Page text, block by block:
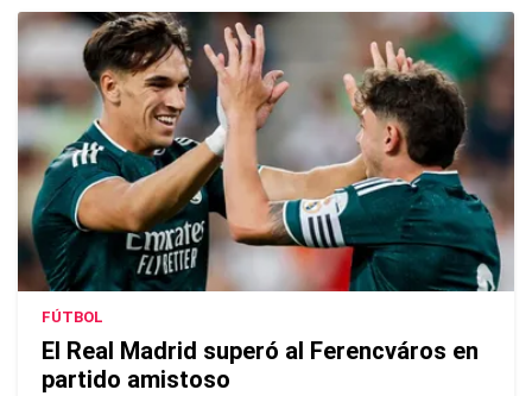
FÚTBOL
El Real Madrid superó al Ferencváros en
partido amistoso